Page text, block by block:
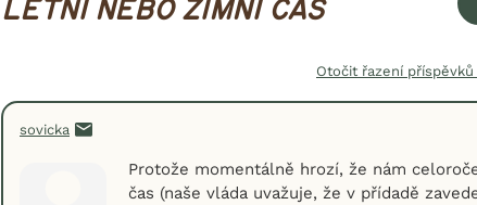
LETNÍ NEBO ZIMNÍ ČAS
Otočit řazení příspěvků
sovicka
Protože momentálně hrozí, že nám
čas (naše vláda uvažuje, že v přídadě